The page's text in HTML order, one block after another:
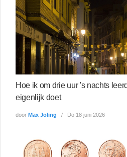
Hoe ik om drie uur 's nachts
eigenlijk doet
door Max Joling Do 18 juni 2026